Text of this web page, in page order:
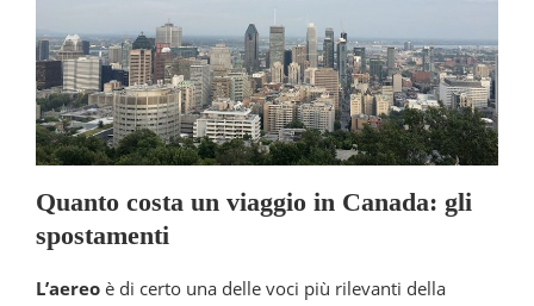
Quanto costa un viaggio in Canada: gli
spostamenti
L’aereo è di certo una delle voci più rilevanti della